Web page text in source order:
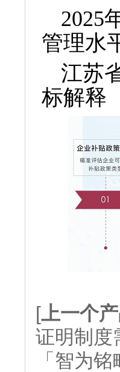
2025
管理水
江苏
标解释
[上一个
证明制度
「智为